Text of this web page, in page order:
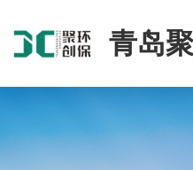
青岛